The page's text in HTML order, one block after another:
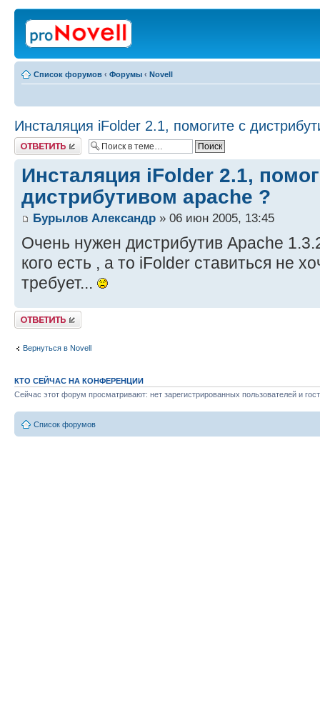
Список форумов ‹ Форумы ‹ Novell
Инсталяция iFolder 2.1, помогите с
Ответить
Инсталяция iFolder 2.1,
дистрибутивом apache ?
Бурылов Александр » 06 июн 2005, 13:45
Очень нужен дистрибутив Apache
кого есть , а то iFolder ставиться не
требует...
Ответить
Вернуться в Novell
КТО СЕЙЧАС НА КОНФЕРЕНЦИИ
Сейчас этот форум просматривают: нет зарегистрированных пользователей и
Список форумов